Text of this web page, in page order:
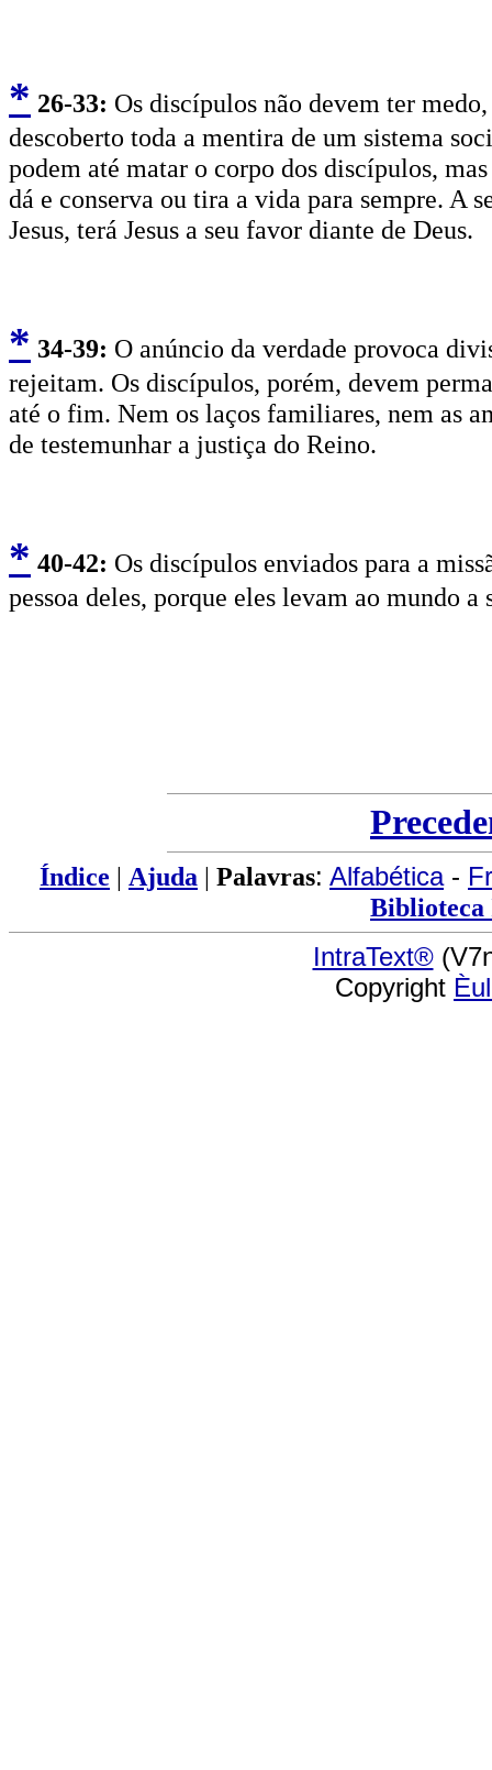
* 26-33: Os discípulos não devem ter
descoberto toda a mentira de um sistema
podem até matar o corpo dos discípulos,
dá e conserva ou tira a vida para sempre. A
Jesus, terá Jesus a seu favor diante de Deus.
* 34-39: O anúncio da verdade provoca
rejeitam. Os discípulos, porém, devem
até o fim. Nem os laços familiares, nem as
de testemunhar a justiça do Reino.
* 40-42: Os discípulos enviados para a
pessoa deles, porque eles levam ao mundo a
Índice | Ajuda | Palavras: Alfabética-
IntraText®
Copyright